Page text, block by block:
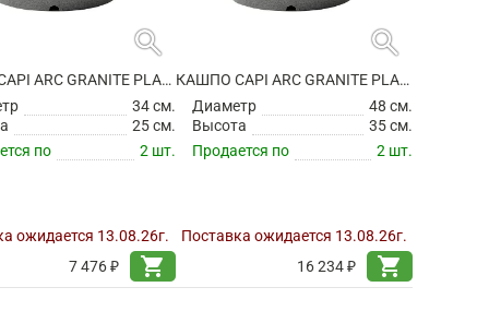
search
КАШПО CAPI ARC GRANITE PLANTER BALL ANTHRACITE
34 см.
25 см.
по
2 шт.
ожидается 13.08.26г.
7 476 ₽
shopping_cart
search
КАШПО CAPI ARC GRANITE PLANTER BALL ANTHRACITE
Диаметр
48 см.
Высота
35 см.
Продается по
2 шт.
Поставка ожидается 13.08.26г.
16 234 ₽
shopping_cart